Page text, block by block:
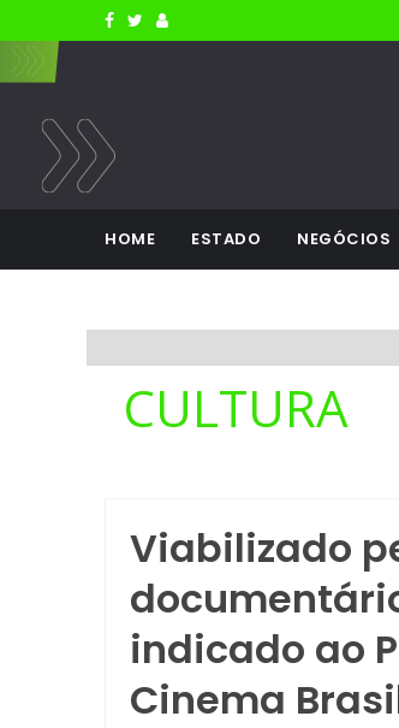
HOME ESTADO NEGÓCIOS
CULTURA
Viabilizado
indicado ao
Cinema